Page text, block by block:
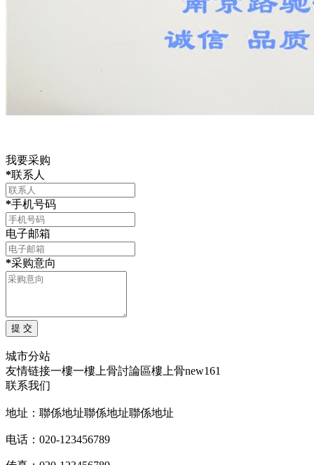
我要采购
*联系人
*手机号码
电子邮箱
*采购意向
城市分站
友情链接一樓一樓上骨討論區樓上骨new161
联系我们
地址：聯係地址聯係地址聯係地址
电话：020-123456789